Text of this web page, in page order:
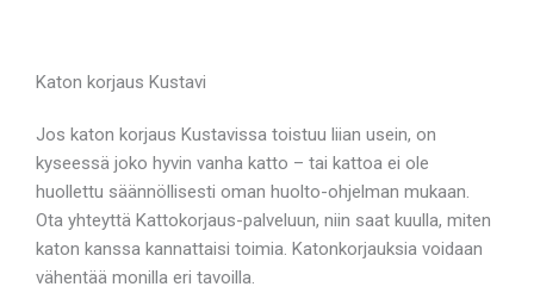
Katon korjaus Kustavi
Jos katon korjaus Kustavissa toistuu liian usein, on
kyseessä joko hyvin vanha katto – tai kattoa ei ole
huollettu säännöllisesti oman huolto-ohjelman mukaan.
Ota yhteyttä Kattokorjaus-palveluun, niin saat kuulla, miten
katon kanssa kannattaisi toimia. Katonkorjauksia voidaan
vähentää monilla eri tavoilla.